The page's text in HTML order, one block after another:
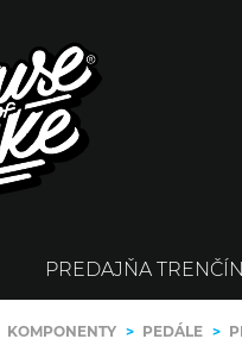
PREDAJŇA TRENČÍN
KOMPONENTY > PEDÁLE >